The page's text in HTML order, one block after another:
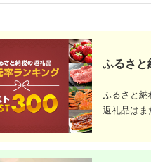
出典：ふるさとチョイ
ふるさと
ふるさと納
返礼品はま